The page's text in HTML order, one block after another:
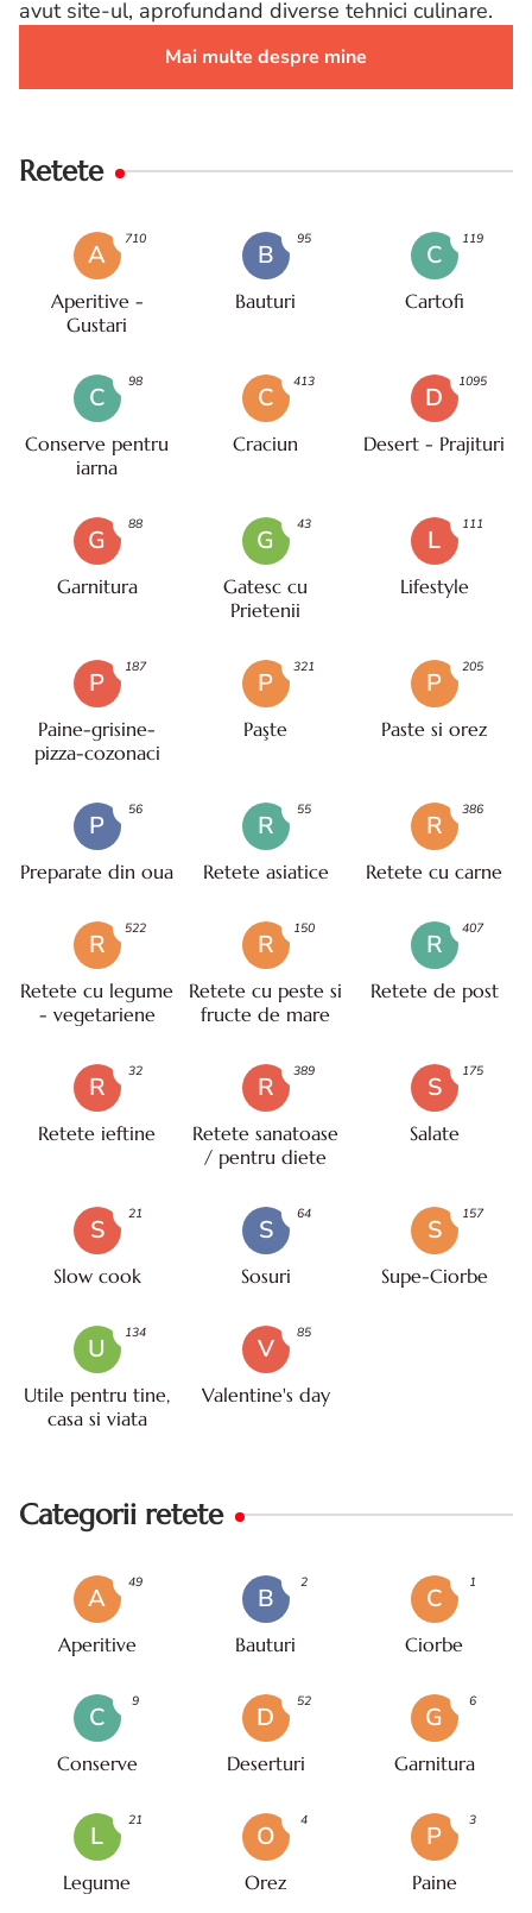
avut site-ul, aprofundand diverse tehnici culinare.
Mai multe despre mine
Retete
A
Aperitive -
Gustari
710
B
Bauturi
95
C
Cartofi
119
C
Conserve pentru
iarna
98
C
Craciun
413
D
Desert - Prajituri
1095
G
Garnitura
88
G
Gatesc cu
Prietenii
43
L
Lifestyle
111
P
Paine-grisine-
pizza-cozonaci
187
P
Paşte
321
P
Paste si orez
205
P
Preparate din oua
56
R
Retete asiatice
55
R
Retete cu carne
386
R
Retete cu legume
- vegetariene
522
R
Retete cu peste si
fructe de mare
150
R
Retete de post
407
R
Retete ieftine
32
R
Retete sanatoase
/ pentru diete
389
S
Salate
175
S
Slow cook
21
S
Sosuri
64
S
Supe-Ciorbe
157
U
Utile pentru tine,
casa si viata
134
V
Valentine's day
85
Categorii retete
A
Aperitive
49
B
Bauturi
2
C
Ciorbe
1
C
Conserve
9
D
Deserturi
52
G
Garnitura
6
L
Legume
21
O
Orez
4
P
Paine
3